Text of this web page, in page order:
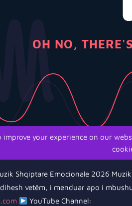
Shqiptare Emocionale 2026
vetëm, i menduar apo i
YouTube Channel: